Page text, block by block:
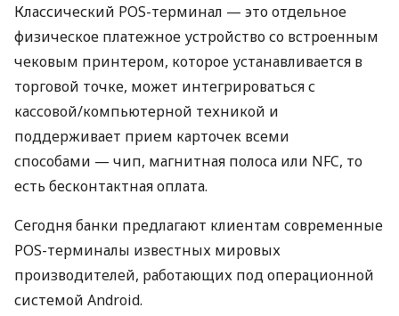
Классический POS-терминал — это отдельное
физическое платежное устройство со встроенным
чековым принтером, которое устанавливается в
торговой точке, может интегрироваться с
кассовой/компьютерной техникой и
поддерживает прием карточек всеми
способами — чип, магнитная полоса или NFC, то
есть бесконтактная оплата.
Сегодня банки предлагают клиентам современные
POS-терминалы известных мировых
производителей, работающих под операционной
системой Android.